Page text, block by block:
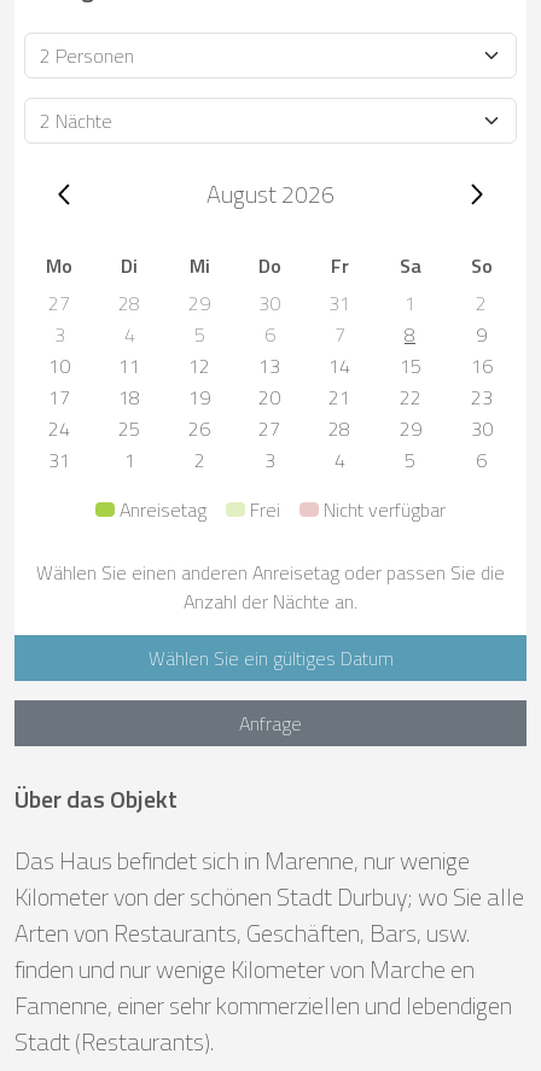
Personen
Dauer
Trip dates, August 2026August 2026
Mo Di Mi Do Fr Sa
So
27
28 29 30 31 1
2
3
4 5 6 7 8
9
10
11 12 13 14 15
16
17
18 19 20 21 22
23
24
25 26 27 28 29
30
31
1 2 3 4 5
6
Anreisetag
Frei Nicht verfügbar
Wählen Sie einen anderen Anreisetag oder passen Sie die
Anzahl der Nächte an.
Wählen Sie ein gültiges Datum
Anfrage
Über das Objekt
Das Haus befindet sich in Marenne, nur wenige
Kilometer von der schönen Stadt Durbuy; wo Sie alle
Arten von Restaurants, Geschäften, Bars, usw.
finden und nur wenige Kilometer von Marche en
Famenne, einer sehr kommerziellen und lebendigen
Stadt (Restaurants).